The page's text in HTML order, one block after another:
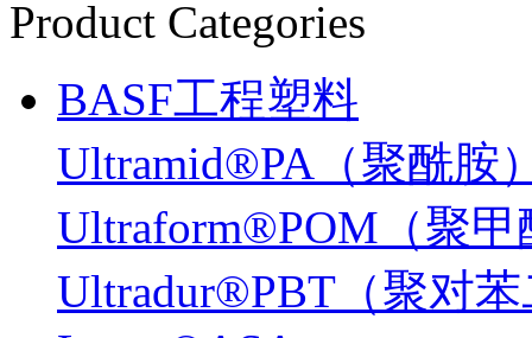
Product Categories
BASF工程塑料
Ultramid®PA（聚酰胺
Ultraform®POM（聚甲
Ultradur®PBT（聚对